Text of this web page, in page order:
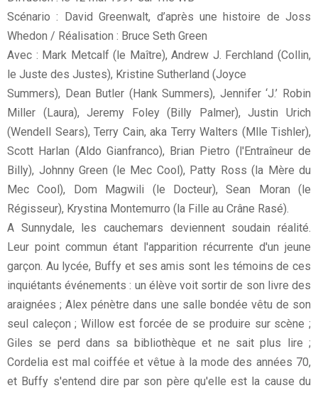
Scénario : David Greenwalt, d’après une histoire de Joss
Whedon / Réalisation : Bruce Seth Green
Avec : Mark Metcalf (le Maître), Andrew J. Ferchland (Collin,
le Juste des Justes), Kristine Sutherland (Joyce
Summers), Dean Butler (Hank Summers), Jennifer ‘J.’ Robin
Miller (Laura), Jeremy Foley (Billy Palmer), Justin Urich
(Wendell Sears), Terry Cain, aka Terry Walters (Mlle Tishler),
Scott Harlan (Aldo Gianfranco), Brian Pietro (l'Entraîneur de
Billy), Johnny Green (le Mec Cool), Patty Ross (la Mère du
Mec Cool), Dom Magwili (le Docteur), Sean Moran (le
Régisseur), Krystina Montemurro (la Fille au Crâne Rasé).
A Sunnydale, les cauchemars deviennent soudain réalité.
Leur point commun étant l'apparition récurrente d'un jeune
garçon. Au lycée, Buffy et ses amis sont les témoins de ces
inquiétants événements : un élève voit sortir de son livre des
araignées ; Alex pénètre dans une salle bondée vêtu de son
seul caleçon ; Willow est forcée de se produire sur scène ;
Giles se perd dans sa bibliothèque et ne sait plus lire ;
Cordelia est mal coiffée et vêtue à la mode des années 70,
et Buffy s'entend dire par son père qu'elle est la cause du